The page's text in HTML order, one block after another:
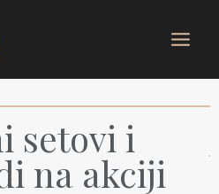
Menu
setovi i
na akciji